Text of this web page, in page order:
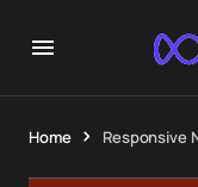
Home Responsive